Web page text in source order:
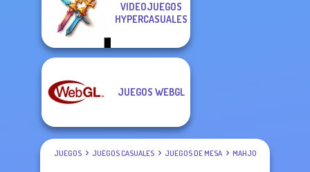
VIDEOJUEGOS
HYPERCASUALES
JUEGOS WEBGL
JUEGOS JUEGOS CASUALES JUEGOS DE MESA MAHJONG